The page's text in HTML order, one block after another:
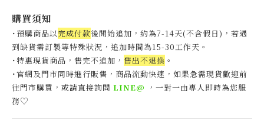
購買須知
˙預購商品以完成付款後開始追加，約為7-14天(不含假日)， 若遇
到缺貨需訂製等特殊狀況，追加時間為15-30工作天 。
˙特惠現貨商品，售完不追加， 售出不退換 。
˙官網及門市同時進行販售，商品流動快速，如果急需現貨歡迎前
往門市購買，或請直接詢問 LINE@ ，一對一由專人即時為您服
務♡